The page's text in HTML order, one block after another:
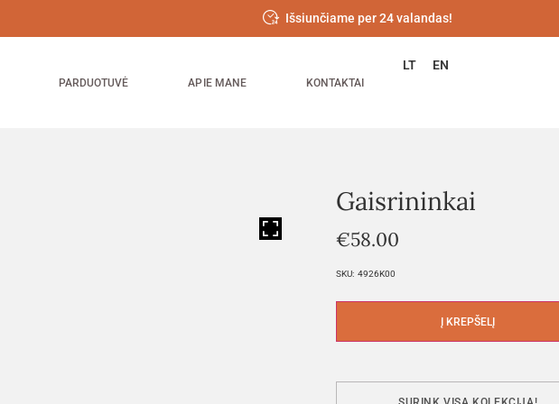
Išsiunčiame per 24 valandas!
PARDUOTUVĖ APIE MANE KONTAKTAI
LT EN
Gaisrininkai
€58.00
SKU: 4926K00
Į KREPŠELĮ